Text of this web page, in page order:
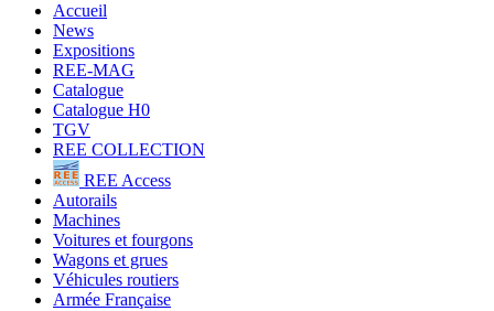
Accueil
News
Expositions
REE-MAG
Catalogue
Catalogue H0
TGV
REE COLLECTION
REE Access
Autorails
Machines
Voitures et fourgons
Wagons et grues
Véhicules routiers
Armée Française